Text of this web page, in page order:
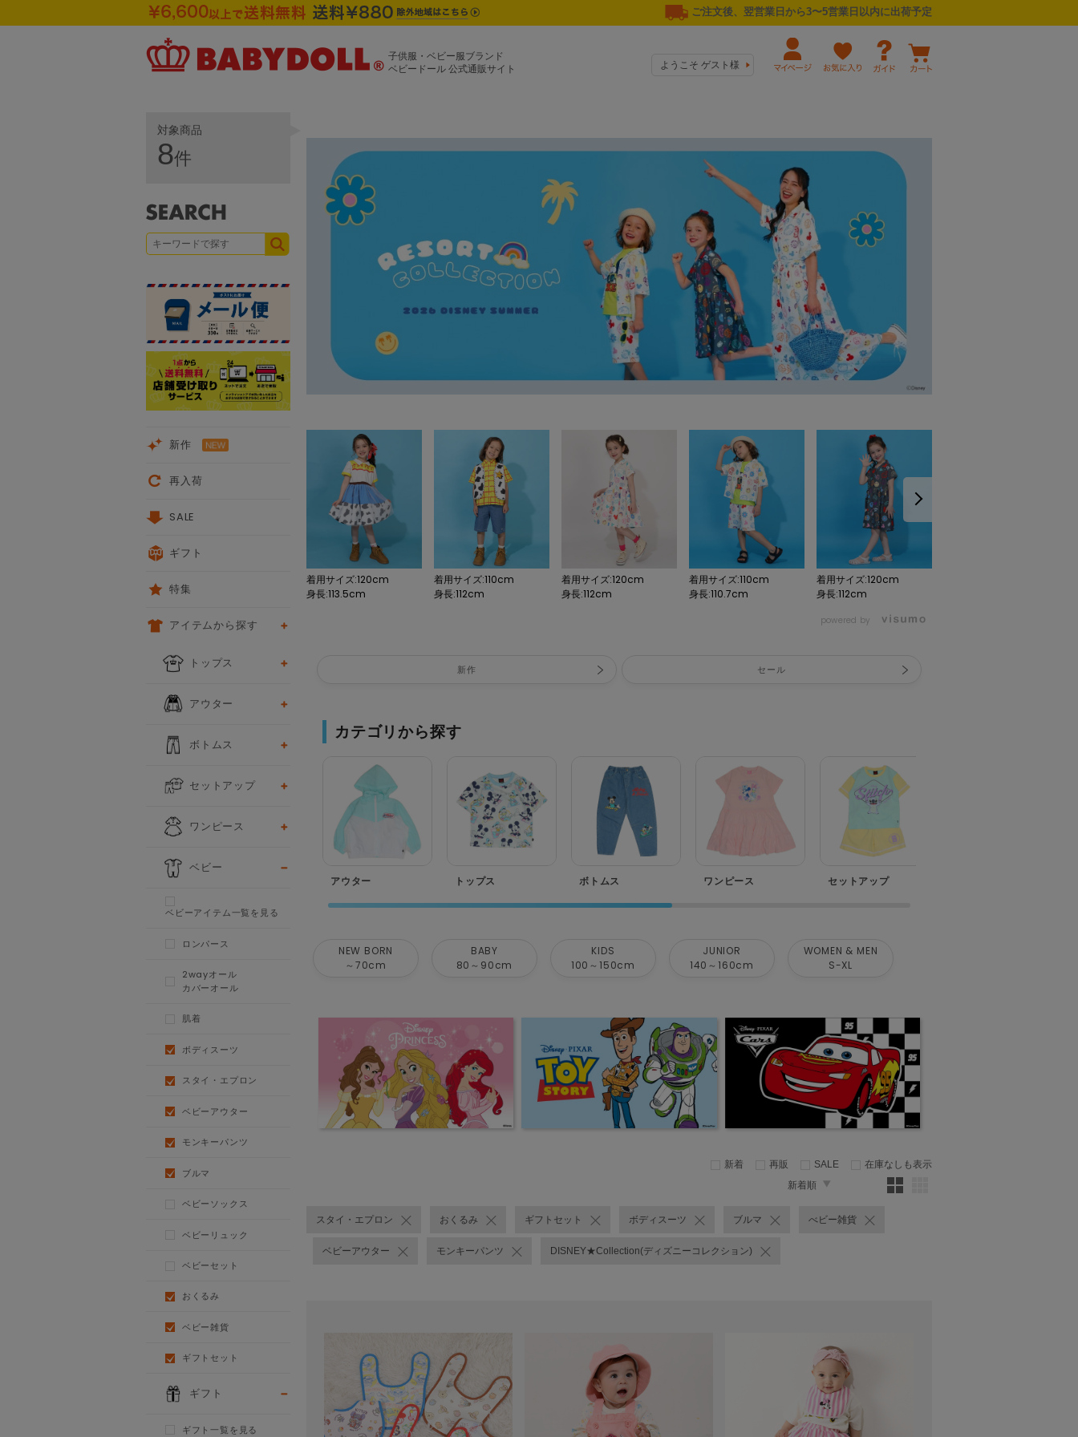
ご注文後、翌営業日から3〜5営業日以内に出荷予定
子供服・ベビー服ブランド
ベビードール 公式通販サイト
ようこそ ゲスト様
着用サイズ:120cm
身長:113.5cm
着用サイズ:110cm
身長:112cm
着用サイズ:120cm
身長:112cm
着用サイズ:110cm
身長:110.7cm
着用サイズ:120cm
身長:112cm
powered by
新作 セール
カテゴリから探す
アウター トップス ボトムス ワンピース セットアップ
NEW BORN
～70cm
BABY
80～90cm
KIDS
100～150cm
JUNIOR
140～160cm
WOMEN & MEN
S-XL
新着 再販 SALE
在庫なしも表示
新着順
スタイ・エプロン おくるみ ギフトセット ボディスーツ ブルマ べビー雑貨
ベビーアウター モンキーパンツ DISNEY★Collection(ディズニーコレクション)
対象商品
8件
新作
再入荷
SALE
ギフト
特集
アイテムから探す
トップス
アウター
ボトムス
セットアップ
ワンピース
ベビー
ベビーアイテム一覧を見る
ロンパース
2wayオール
カバーオール
肌着
ボディスーツ
スタイ・エプロン
ベビーアウター
モンキーパンツ
ブルマ
ベビーソックス
ベビーリュック
ベビーセット
おくるみ
ベビー雑貨
ギフトセット
ギフト
ギフト一覧を見る